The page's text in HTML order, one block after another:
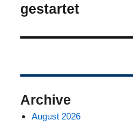
gestartet
Archive
August 2026